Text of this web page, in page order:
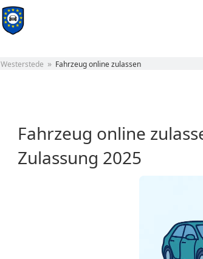
Westerstede Fahrzeug online zulassen
Fahrzeug online
Zulassung 2025